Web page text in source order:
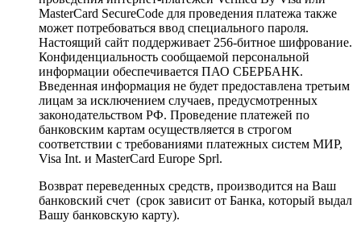
MasterCard SecureCode для проведения платежа также
может потребоваться ввод специального пароля.
Настоящий сайт поддерживает 256-битное шифрование.
Конфиденциальность сообщаемой персональной
информации обеспечивается ПАО СБЕРБАНК.
Введенная информация не будет предоставлена третьим
лицам за исключением случаев, предусмотренных
законодательством РФ. Проведение платежей по
банковским картам осуществляется в строгом
соответствии с требованиями платежных систем МИР,
Visa Int. и MasterCard Europe Sprl.
Возврат переведенных средств, производится на Ваш
банковский счет (срок зависит от Банка, который выдал
Вашу банковскую карту).